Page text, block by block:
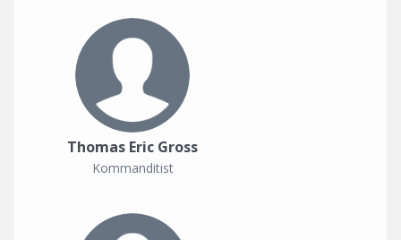
Thomas Eric Gross
Kommanditist